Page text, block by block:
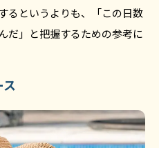
るというよりも、「この日数
だ」と把握するための参考に